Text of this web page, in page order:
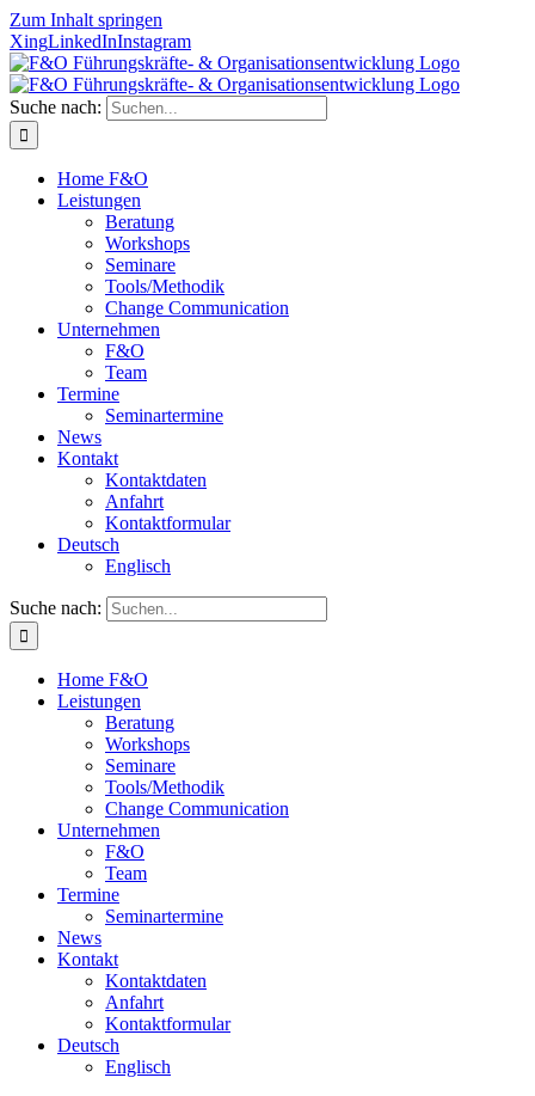
Zum Inhalt springen
XingLinkedInInstagram
Suche nach:
Home F&O
Leistungen
Beratung
Workshops
Seminare
Tools/Methodik
Change Communication
Unternehmen
F&O
Team
Termine
Seminartermine
News
Kontakt
Kontaktdaten
Anfahrt
Kontaktformular
Deutsch
Englisch
Suche nach:
Home F&O
Leistungen
Beratung
Workshops
Seminare
Tools/Methodik
Change Communication
Unternehmen
F&O
Team
Termine
Seminartermine
News
Kontakt
Kontaktdaten
Anfahrt
Kontaktformular
Deutsch
Englisch